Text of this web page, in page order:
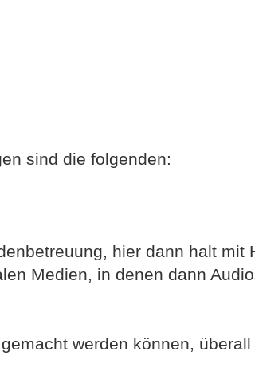
sind die folgenden:
hier dann halt mit
Medien, in denen dann
werden können,